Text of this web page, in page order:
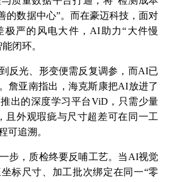
的数据中心”。而在豪迈科技，面对
极严的风电大件，AI助力“大件慢
闭环。
反光、形变便需反复调参，而AI已
詹亚南指出，海克斯康把AI放进了
出的深度学习平台ViD，只需少量
且外观瑕疵与尺寸超差可在同一工
可追溯。
步，质检终要反哺工艺。当AI视觉
标尺寸、加工批次绑定在同一“零